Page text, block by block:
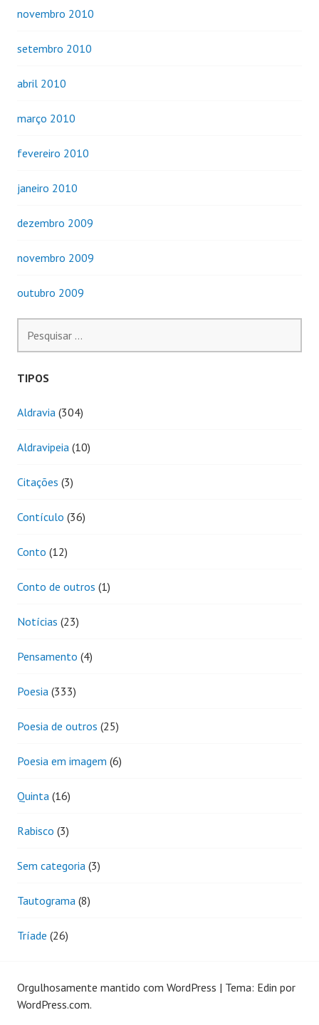
novembro 2010
setembro 2010
abril 2010
março 2010
fevereiro 2010
janeiro 2010
dezembro 2009
novembro 2009
outubro 2009
por:
TIPOS
Aldravia (304)
Aldravipeia (10)
Citações (3)
Contículo (36)
Conto (12)
Conto de outros (1)
Notícias (23)
Pensamento (4)
Poesia (333)
Poesia de outros (25)
Poesia em imagem (6)
Quinta (16)
Rabisco (3)
Sem categoria (3)
Tautograma (8)
Tríade (26)
Orgulhosamente mantido com WordPress | Tema: Edin por
WordPress.com.